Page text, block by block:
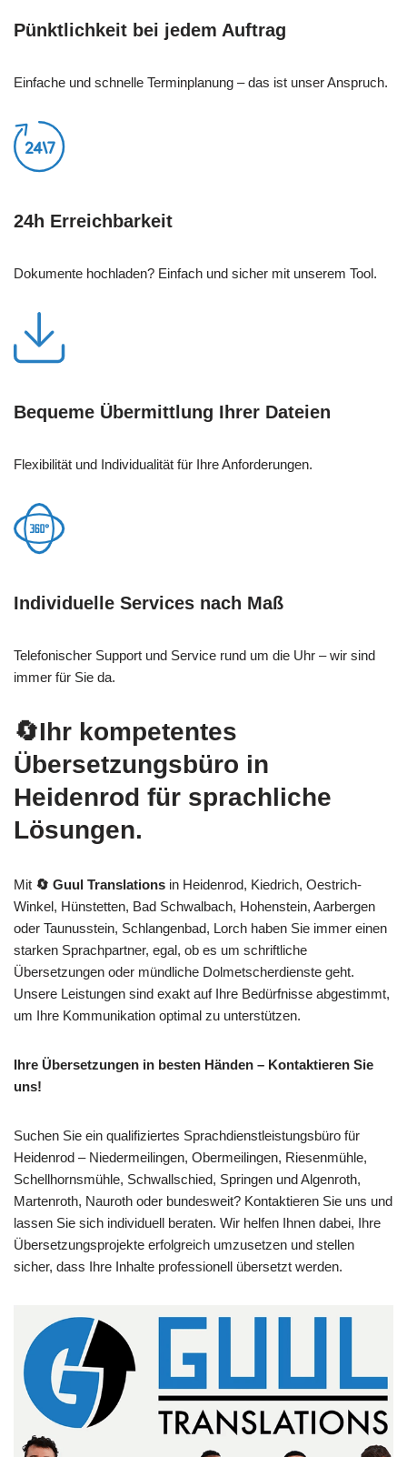
Pünktlichkeit bei jedem Auftrag
Einfache und schnelle Terminplanung – das ist unser Anspruch.
24h Erreichbarkeit
Dokumente hochladen? Einfach und sicher mit unserem Tool.
Bequeme Übermittlung Ihrer Dateien
Flexibilität und Individualität für Ihre Anforderungen.
Individuelle Services nach Maß
Telefonischer Support und Service rund um die Uhr – wir sind
immer für Sie da.
🔄Ihr kompetentes
Übersetzungsbüro in
Heidenrod für sprachliche
Lösungen.
Mit 🔄 Guul Translations in Heidenrod, Kiedrich, Oestrich-
Winkel, Hünstetten, Bad Schwalbach, Hohenstein, Aarbergen
oder Taunusstein, Schlangenbad, Lorch haben Sie immer einen
starken Sprachpartner, egal, ob es um schriftliche
Übersetzungen oder mündliche Dolmetscherdienste geht.
Unsere Leistungen sind exakt auf Ihre Bedürfnisse abgestimmt,
um Ihre Kommunikation optimal zu unterstützen.
Ihre Übersetzungen in besten Händen – Kontaktieren Sie
uns!
Suchen Sie ein qualifiziertes Sprachdienstleistungsbüro für
Heidenrod – Niedermeilingen, Obermeilingen, Riesenmühle,
Schellhornsmühle, Schwallschied, Springen und Algenroth,
Martenroth, Nauroth oder bundesweit? Kontaktieren Sie uns und
lassen Sie sich individuell beraten. Wir helfen Ihnen dabei, Ihre
Übersetzungsprojekte erfolgreich umzusetzen und stellen
sicher, dass Ihre Inhalte professionell übersetzt werden.